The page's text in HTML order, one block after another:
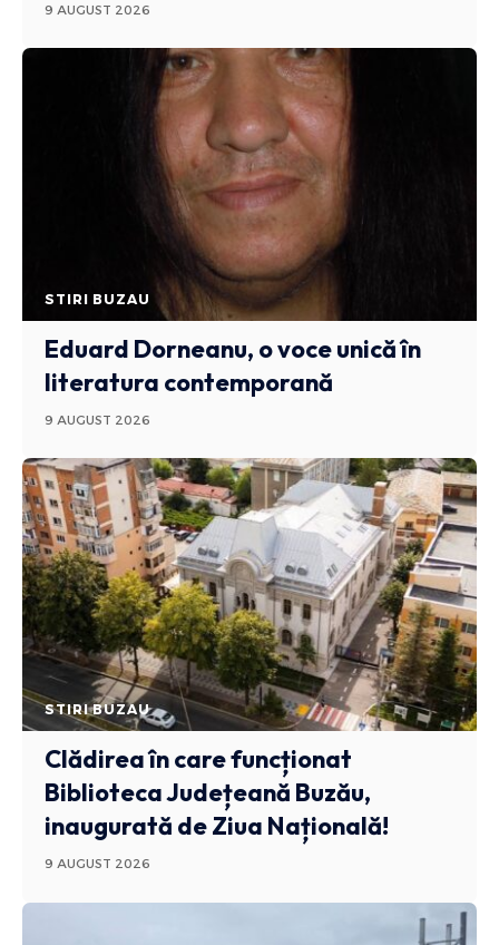
9 AUGUST 2026
STIRI BUZAU
Eduard Dorneanu, o voce unică în
literatura contemporană
9 AUGUST 2026
STIRI BUZAU
Clădirea în care funcționat
Biblioteca Județeană Buzău,
inaugurată de Ziua Națională!
9 AUGUST 2026